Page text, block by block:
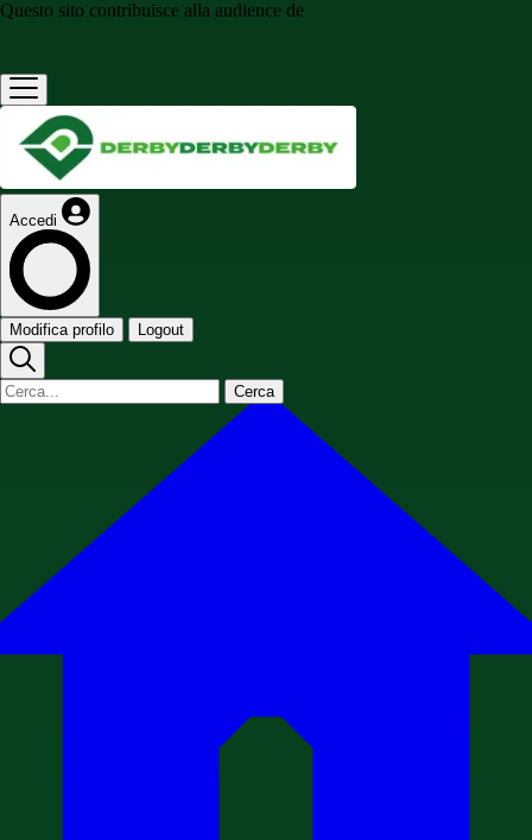
Questo sito contribuisce alla audience de
Accedi
Modifica profilo Logout
Cerca